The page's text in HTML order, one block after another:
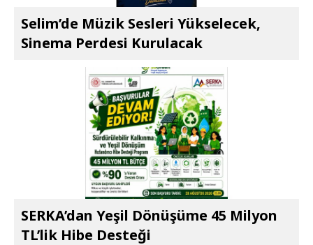
Selim’de Müzik Sesleri Yükselecek,
Sinema Perdesi Kurulacak
SERKA’dan Yeşil Dönüşüme 45 Milyon
TL’lik Hibe Desteği